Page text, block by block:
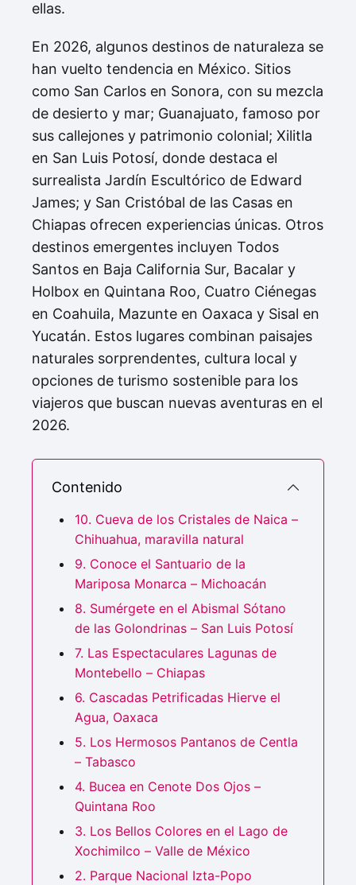
ellas.
En 2026, algunos destinos de naturaleza se
han vuelto tendencia en México. Sitios
como San Carlos en Sonora, con su mezcla
de desierto y mar; Guanajuato, famoso por
sus callejones y patrimonio colonial; Xilitla
en San Luis Potosí, donde destaca el
surrealista Jardín Escultórico de Edward
James; y San Cristóbal de las Casas en
Chiapas ofrecen experiencias únicas. Otros
destinos emergentes incluyen Todos
Santos en Baja California Sur, Bacalar y
Holbox en Quintana Roo, Cuatro Ciénegas
en Coahuila, Mazunte en Oaxaca y Sisal en
Yucatán. Estos lugares combinan paisajes
naturales sorprendentes, cultura local y
opciones de turismo sostenible para los
viajeros que buscan nuevas aventuras en el
2026.
Contenido
10. Cueva de los Cristales de Naica –
Chihuahua, maravilla natural
9. Conoce el Santuario de la
Mariposa Monarca – Michoacán
8. Sumérgete en el Abismal Sótano
de las Golondrinas – San Luis Potosí
7. Las Espectaculares Lagunas de
Montebello – Chiapas
6. Cascadas Petrificadas Hierve el
Agua, Oaxaca
5. Los Hermosos Pantanos de Centla
– Tabasco
4. Bucea en Cenote Dos Ojos –
Quintana Roo
3. Los Bellos Colores en el Lago de
Xochimilco – Valle de México
2. Parque Nacional Izta-Popo